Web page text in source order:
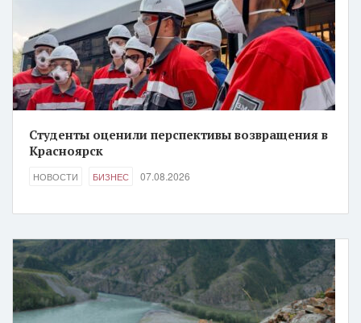
Студенты оценили перспективы возвращения в
Красноярск
НОВОСТИ БИЗНЕС 07.08.2026